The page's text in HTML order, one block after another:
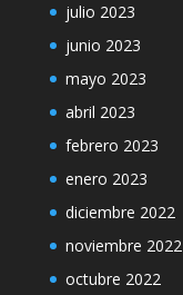
julio 2023
junio 2023
mayo 2023
abril 2023
febrero 2023
enero 2023
diciembre 2022
noviembre 2022
octubre 2022